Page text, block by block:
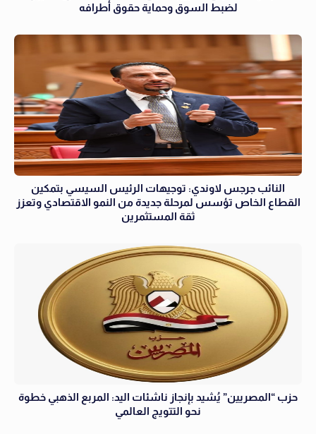
لضبط السوق وحماية حقوق أطرافه
النائب جرجس لاوندي: توجيهات الرئيس السيسي بتمكين
القطاع الخاص تؤسس لمرحلة جديدة من النمو الاقتصادي وتعزز
ثقة المستثمرين
حزب “المصريين” يُشيد بإنجاز ناشئات اليد: المربع الذهبي خطوة
نحو التتويج العالمي